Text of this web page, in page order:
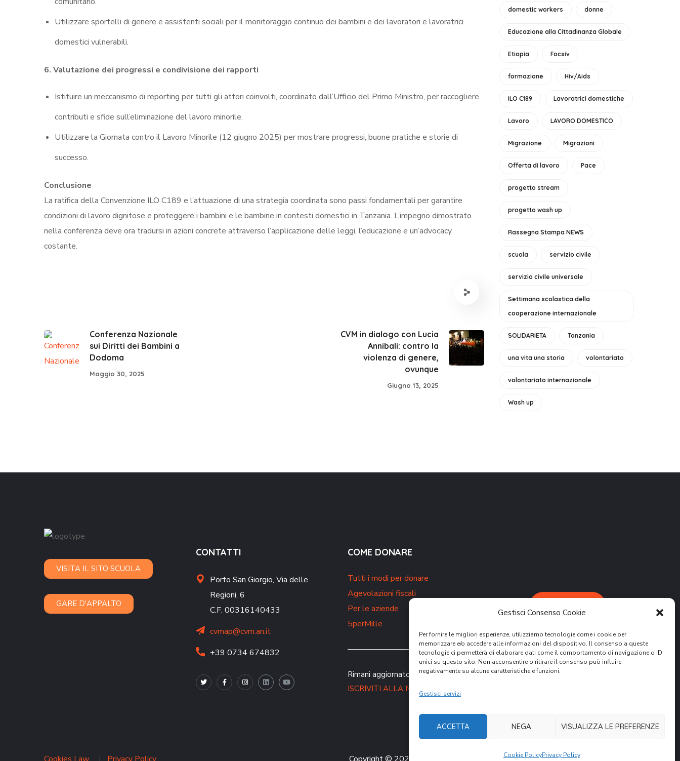
Gestisci Consenso Cookie
Per fornire le migliori esperienze, utilizziamo tecnologie come i cookie per
memorizzare e/o accedere alle informazioni del dispositivo. Il consenso a queste
tecnologie ci permetterà di elaborare dati come il comportamento di navigazione o ID
unici su questo sito. Non acconsentire o ritirare il consenso può influire
negativamente su alcune caratteristiche e funzioni.
Gestisci servizi
ACCETTA NEGA VISUALIZZA LE PREFERENZE
Cookie PolicyPrivacy Policy
Utilizzare sportelli di genere e assistenti sociali per il monitoraggio continuo dei bambini e dei lavoratori e lavoratrici
domestici vulnerabili.
6. Valutazione dei progressi e condivisione dei rapporti
Istituire un meccanismo di reporting per tutti gli attori coinvolti, coordinato dall’Ufficio del Primo Ministro, per raccogliere
contributi e sfide sull’eliminazione del lavoro minorile.
Utilizzare la Giornata contro il Lavoro Minorile (12 giugno 2025) per mostrare progressi, buone pratiche e storie di
successo.
Conclusione
La ratifica della Convenzione ILO C189 e l’attuazione di una strategia coordinata sono passi fondamentali per garantire
condizioni di lavoro dignitose e proteggere i bambini e le bambine in contesti domestici in Tanzania. L’impegno dimostrato
nella conferenza deve ora tradursi in azioni concrete attraverso l’applicazione delle leggi, l’educazione e un’advocacy
costante.
Conferenza Nazionale
sui Diritti dei Bambini a
Dodoma
Maggio 30, 2025
CVM in dialogo con Lucia
Annibali: contro la
violenza di genere,
ovunque
Giugno 13, 2025
domestic workers donne
Educazione alla Cittadinanza Globale
Etiopia Focsiv
formazione Hiv/Aids
ILO C189 Lavoratrici domestiche
Lavoro LAVORO DOMESTICO
Migrazione Migrazioni
Offerta di lavoro Pace
progetto stream
progetto wash up
Rassegna Stampa NEWS
scuola servizio civile
servizio civile universale
Settimana scolastica della
cooperazione internazionale
SOLIDARIETA Tanzania
una vita una storia volontariato
volontariato internazionale
Wash up
VISITA IL SITO SCUOLA
GARE D'APPALTO
CONTATTI
Porto San Giorgio, Via delle
Regioni, 6
C.F. 00316140433
cvmap@cvm.an.it
+39 0734 674832
COME DONARE
Tutti i modi per donare
Agevolazioni fiscali
Per le aziende
5perMille
Rimani aggiornato sulle nostre attività.
ISCRIVITI ALLA NEWSLETTER